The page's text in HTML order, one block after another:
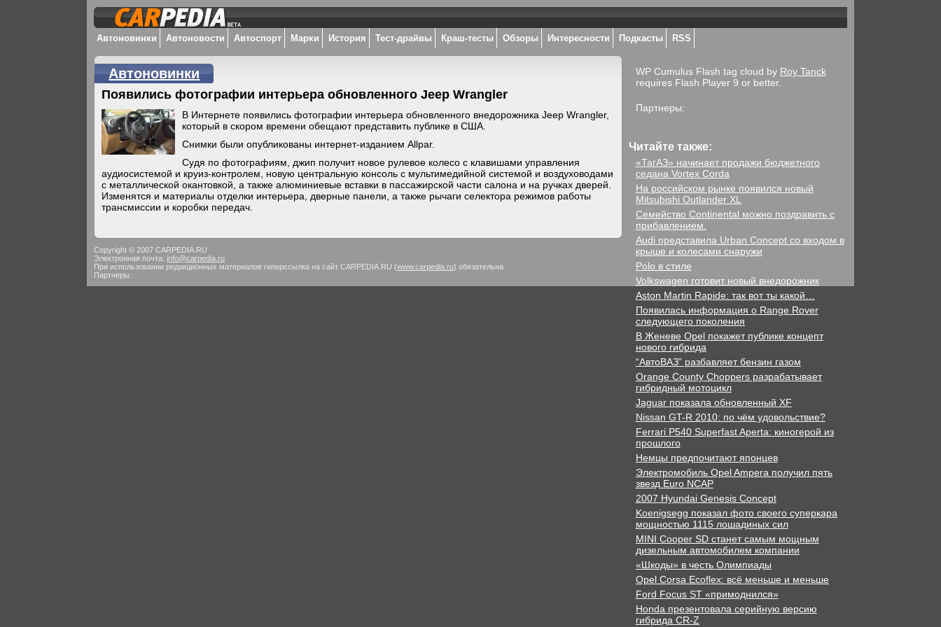
Автоновинки Автоновости Автоспорт Марки История Тест-драйвы Краш-тесты Обзоры Интересности Подкасты RSS
Автоновинки
Появились фотографии интерьера обновленного Jeep Wrangler
В Интернете появились фотографии интерьера обновленного внедорожника Jeep Wrangler,
который в скором времени обещают представить публике в США.
Снимки были опубликованы интернет-изданием Allpar.
Судя по фотографиям, джип получит новое рулевое колесо с клавишами управления
аудиосистемой и круиз-контролем, новую центральную консоль с мультимедийной системой и воздуховодами
с металлической окантовкой, а также алюминиевые вставки в пассажирской части салона и на ручках дверей.
Изменятся и материалы отделки интерьера, дверные панели, а также рычаги селектора режимов работы
трансмиссии и коробки передач.
WP Cumulus Flash tag cloud by Roy Tanck
requires Flash Player 9 or better.
Партнеры:
Читайте также:
«ТагАЗ» начинает продажи бюджетного
седана Vortex Corda
На российском рынке появился новый
Mitsubishi Outlander XL
Семейство Continental можно поздравить с
прибавлением.
Audi представила Urban Concept со входом в
крыше и колесами снаружи
Polo в стиле
Volkswagen готовит новый внедорожник
Aston Martin Rapide: так вот ты какой…
Появилась информация о Range Rover
следующего поколения
В Женеве Opel покажет публике концепт
нового гибрида
“АвтоВАЗ” разбавляет бензин газом
Orange County Choppers разрабатывает
гибридный мотоцикл
Jaguar показала обновленный XF
Nissan GT-R 2010: по чём удовольствие?
Ferrari P540 Superfast Aperta: киногерой из
прошлого
Немцы предпочитают японцев
Электромобиль Opel Ampera получил пять
звезд Euro NCAP
2007 Hyundai Genesis Concept
Koenigsegg показал фото своего суперкара
мощностью 1115 лошадиных сил
MINI Cooper SD станет самым мощным
дизельным автомобилем компании
«Шкоды» в честь Олимпиады
Opel Corsa Ecoflex: всё меньше и меньше
Ford Focus ST «примоднился»
Honda презентовала серийную версию
гибрида CR-Z
Copyright © 2007 CARPEDIA.RU
Электронная почта: info@carpedia.ru
При использовании редакционных материалов гиперссылка на сайт CARPEDIA.RU (www.carpedia.ru) обязательна.
Партнеры: